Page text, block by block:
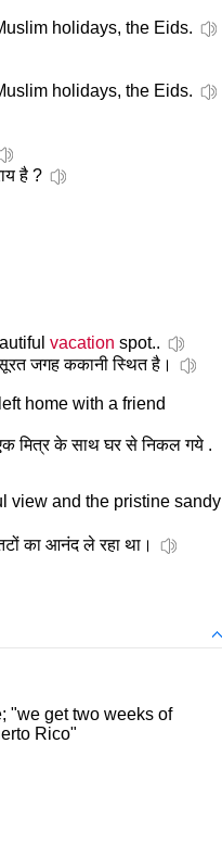
holidays, the Eids.
holidays, the Eids.
है ?
vacation spot..
जगह ककानी स्थित है।
home with a friend
मित्र के साथ घर से निकल गये .
view and the pristine sandy
का आनंद ले रहा था।
"we get two weeks of
Rico"